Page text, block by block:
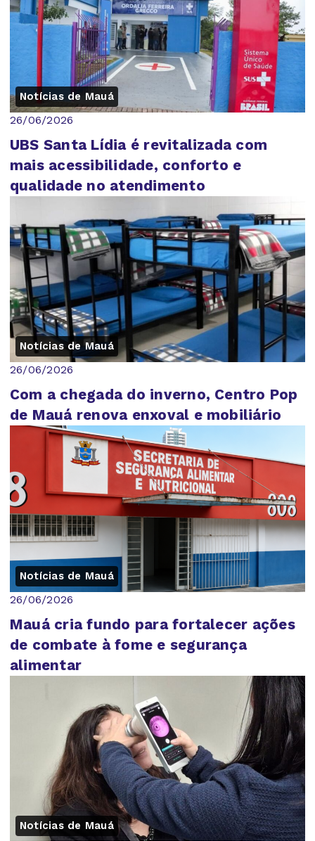
Notícias de Mauá
26/06/2026
UBS Santa Lídia é revitalizada com
mais acessibilidade, conforto e
qualidade no atendimento
Notícias de Mauá
26/06/2026
Com a chegada do inverno, Centro Pop
de Mauá renova enxoval e mobiliário
Notícias de Mauá
26/06/2026
Mauá cria fundo para fortalecer ações
de combate à fome e segurança
alimentar
Notícias de Mauá